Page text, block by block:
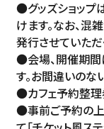
●グッズショップ
けます。なお、
発行させていただ
●会場、開催期間
す。お間違いのな
●カフェ予約整理
●事前ご予約の上